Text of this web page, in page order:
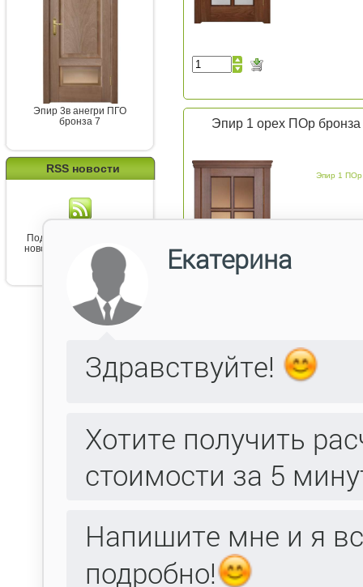
Эпир 3в анегри ПГО
бронза 7
RSS новости
Подпишитесь на канал
новостей от Belorawood
Эпир 1 орех ПОр бронза
Эпир 1 ПОр
Эпир 1 ПО1